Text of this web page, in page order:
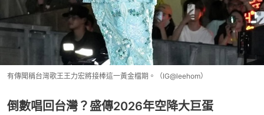
有傳聞稱台灣歌王王力宏將接棒這一黃金檔期。（IG@leehom）
倒數唱回台灣？盛傳2026年空降大巨蛋